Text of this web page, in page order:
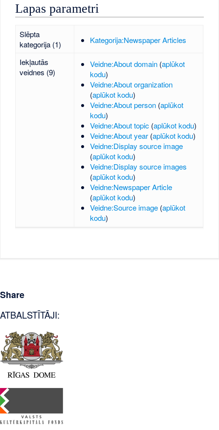
Lapas parametri
Slēpta
kategorija (1)
Kategorija:Newspaper Articles
Iekļautās
veidnes (9)
Veidne:About domain (aplūkot
kodu)
Veidne:About organization
(aplūkot kodu)
Veidne:About person (aplūkot
kodu)
Veidne:About topic (aplūkot kodu)
Veidne:About year (aplūkot kodu)
Veidne:Display source image
(aplūkot kodu)
Veidne:Display source images
(aplūkot kodu)
Veidne:Newspaper Article
(aplūkot kodu)
Veidne:Source image (aplūkot
kodu)
Share
ATBALSTĪTĀJI: